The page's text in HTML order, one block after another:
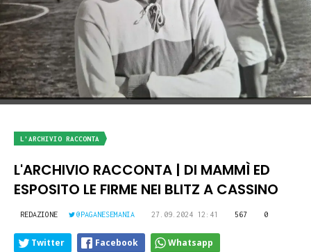
L'ARCHIVIO RACCONTA
L'ARCHIVIO RACCONTA | DI MAMMÌ ED
ESPOSITO LE FIRME NEI BLITZ A CASSINO
REDAZIONE @PAGANESEMANIA 27.09.2024 12:41 567 0
Twitter Facebook Whatsapp